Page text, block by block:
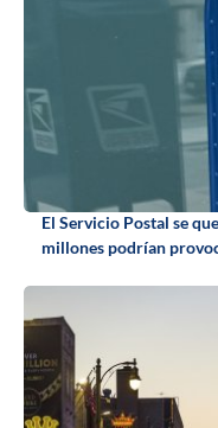
El Servicio Postal se
millones podrían